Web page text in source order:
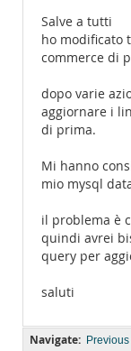
Salve a tutti
ho modificato
commerce di
dopo varie
aggiornare i
di prima.
Mi hanno
mio mysql
il problema è
quindi avrei
query per
saluti
Navigate: